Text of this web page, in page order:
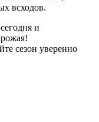
всходов.
и
сезон уверенно